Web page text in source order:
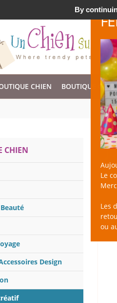
pour Chien, Chat, et Nac !
Le
Les
ou
CHIEN BOUTIQUE CHAT
CHIEN
Design
un
By